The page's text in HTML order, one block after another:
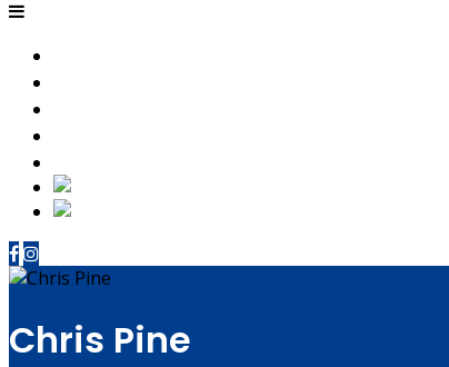
Chris Pine